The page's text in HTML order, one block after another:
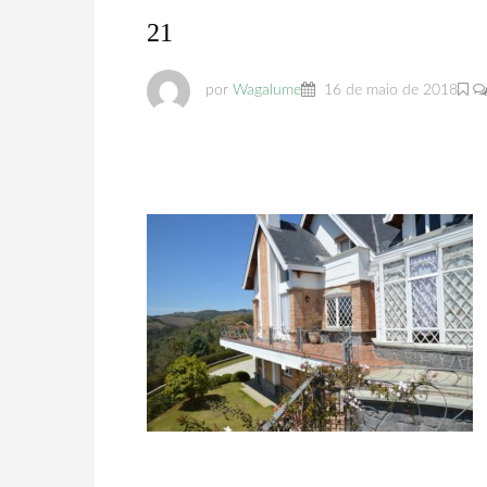
21
por Wagalume 16 de maio de 2018